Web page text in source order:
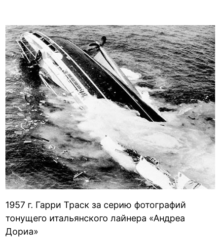
1957 г. Гарри Траск за серию фотографий
тонущего итальянского лайнера «Андреа
Дориа»